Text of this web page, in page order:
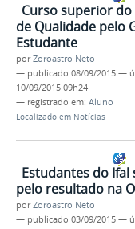
Curso superior do
de Qualidade pelo
Estudante
porZoroastro Neto
— publicado 08/09/2015 —
10/09/2015 09h24
— registrado em: Aluno
Localizado em Notícias
Estudantes do
pelo resultado na
porZoroastro Neto
— publicado 03/09/2015 —